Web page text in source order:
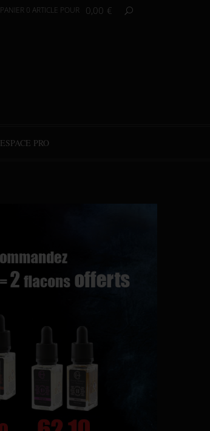
PANIER 0 ARTICLE POUR 0,00 €
ESPACE PRO